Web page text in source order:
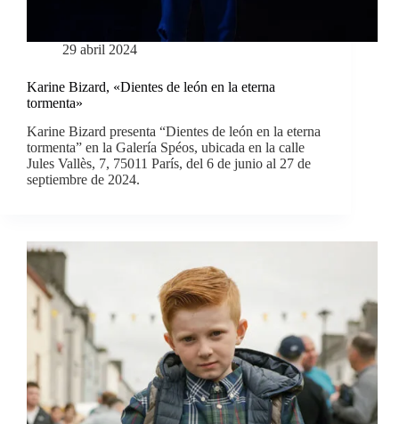
29 abril 2024
Karine Bizard, «Dientes de león en la eterna
tormenta»
Karine Bizard presenta “Dientes de león en la eterna
tormenta” en la Galería Spéos, ubicada en la calle
Jules Vallès, 7, 75011 París, del 6 de junio al 27 de
septiembre de 2024.